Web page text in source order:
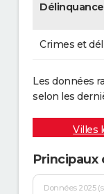
Crimes et
Les données
selon les
Villes
Principaux
Données 2025